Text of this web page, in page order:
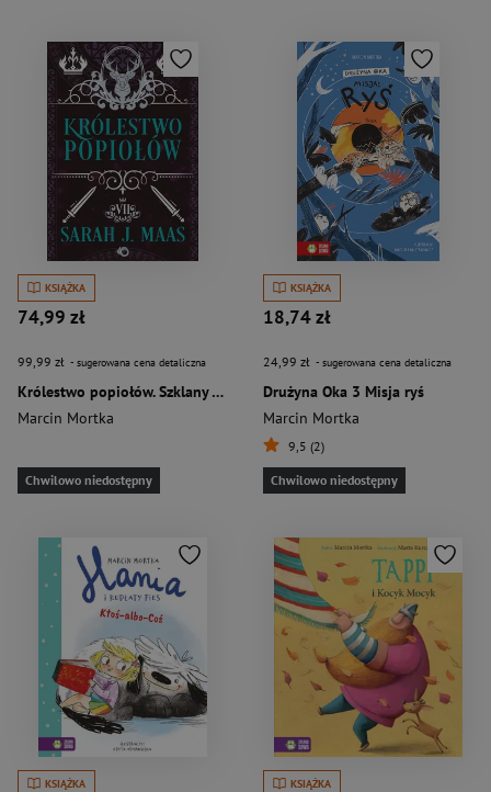
KSIĄŻKA
74,99 zł
99,99 zł - sugerowana cena detaliczna
Królestwo popiołów. Szklany Tron. Tom 7 wyd. 2024
Marcin Mortka
Chwilowo niedostępny
KSIĄŻKA
18,74 zł
24,99 zł - sugerowana cena detaliczna
Drużyna Oka 3 Misja ryś
Marcin Mortka
9,5 (2)
Chwilowo niedostępny
KSIĄŻKA KSIĄŻKA